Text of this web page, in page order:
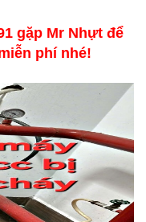
gặp Mr Nhựt để
phí nhé!